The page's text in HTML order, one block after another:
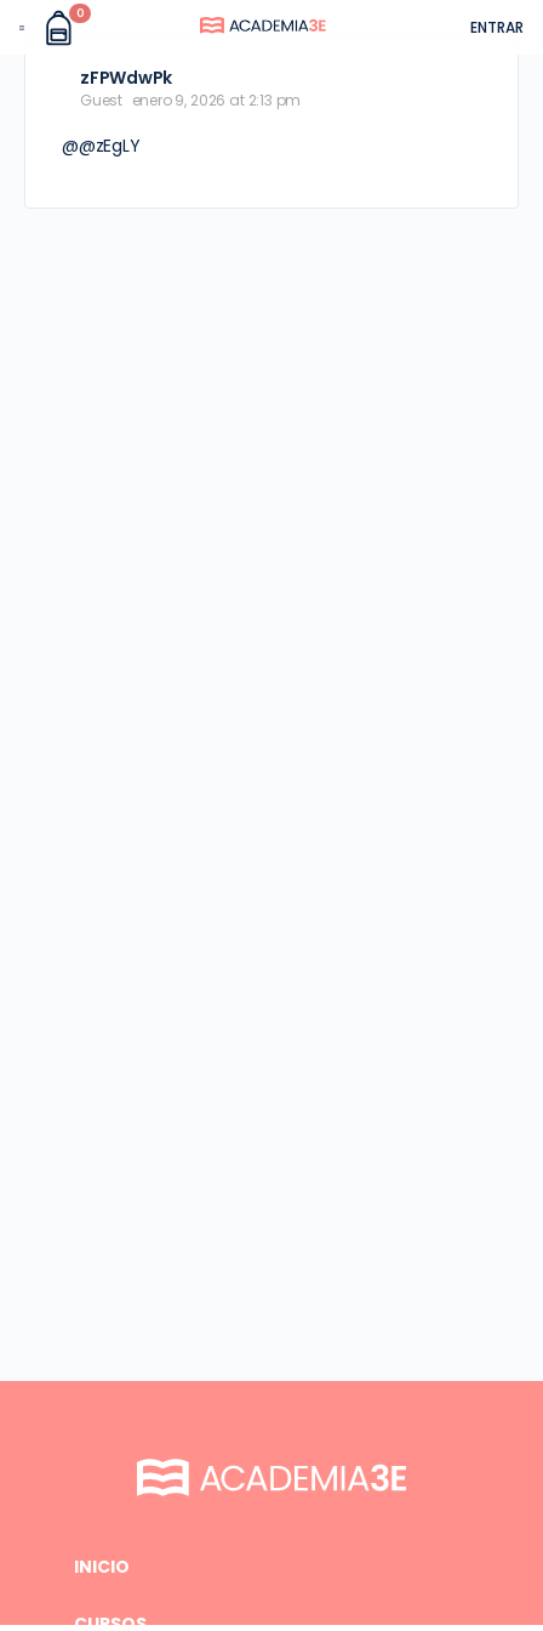
0
ENTRAR
zFPWdwPk
Guest enero 9, 2026 at 2:13 pm
@@zEgLY
INICIO
CURSOS